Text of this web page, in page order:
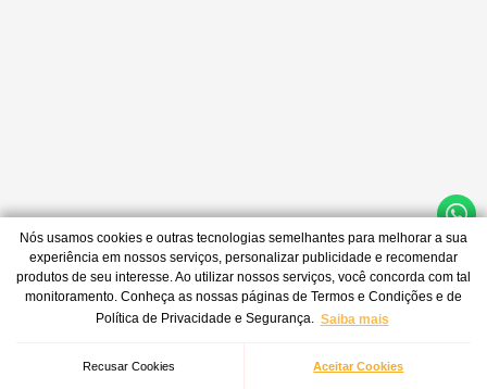
Nós usamos cookies e outras tecnologias semelhantes para melhorar a sua
experiência em nossos serviços, personalizar publicidade e recomendar
produtos de seu interesse. Ao utilizar nossos serviços, você concorda com tal
monitoramento. Conheça as nossas páginas de Termos e Condições e de
Política de Privacidade e Segurança. Saiba mais
Recusar Cookies Aceitar Cookies